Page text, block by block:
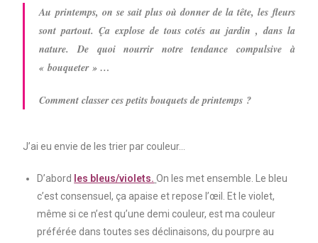
Au printemps, on se sait plus où donner de la tête, les fleurs
sont partout. Ça explose de tous cotés au jardin , dans la
nature. De quoi nourrir notre tendance compulsive à
« bouqueter » …
Comment classer ces petits bouquets de printemps ?
J’ai eu envie de les trier par couleur…
D’abord les bleus/violets. On les met ensemble. Le bleu
c’est consensuel, ça apaise et repose l’œil. Et le violet,
même si ce n’est qu’une demi couleur, est ma couleur
préférée dans toutes ses déclinaisons, du pourpre au